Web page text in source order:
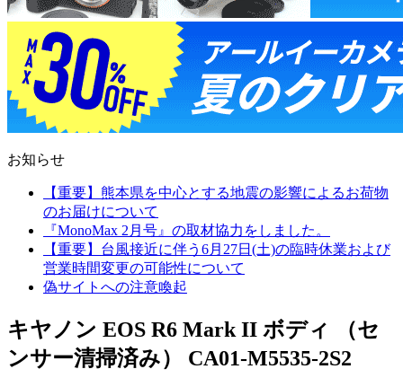
お知らせ
【重要】熊本県を中心とする地震の影響によるお荷物
のお届けについて
『MonoMax 2月号』の取材協力をしました。
【重要】台風接近に伴う6月27日(土)の臨時休業および
営業時間変更の可能性について
偽サイトへの注意喚起
キヤノン EOS R6 Mark II ボディ （セ
ンサー清掃済み） CA01-M5535-2S2